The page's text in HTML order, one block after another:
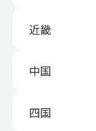
近畿
中国
四国